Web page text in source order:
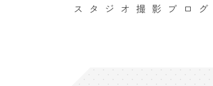
横浜港北店 et Fleur
スタジオ撮影ブログ